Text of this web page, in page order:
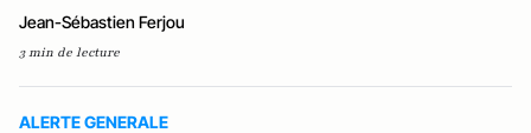
Jean-Sébastien Ferjou
3 min de lecture
ALERTE GENERALE